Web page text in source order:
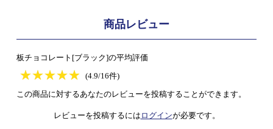
商品レビュー
板チョコレート[ブラック]の平均評価
★★★★★
★★★★★
(4.9/16件)
この商品に対するあなたのレビューを投稿することができます。
レビューを投稿するには ログインが必要です。